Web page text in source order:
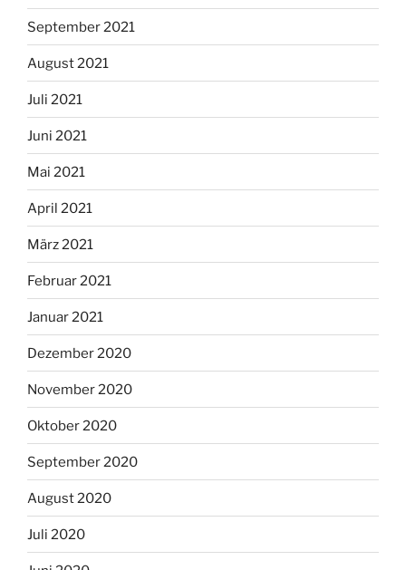
September 2021
August 2021
Juli 2021
Juni 2021
Mai 2021
April 2021
März 2021
Februar 2021
Januar 2021
Dezember 2020
November 2020
Oktober 2020
September 2020
August 2020
Juli 2020